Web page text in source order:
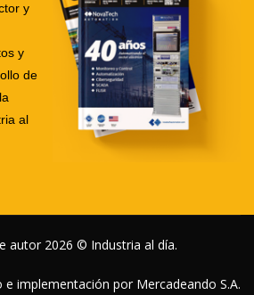
y
y
de
al
autor 2026 © Industria al día.
e implementación por Mercadeando S.A.